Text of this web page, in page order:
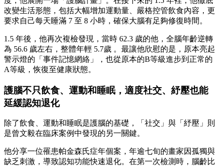
改變生活形態，包括大幅增加運動量、嚴格控管飲食內容，更
要求自己每天睡滿 7 至 8 小時，確保大腦有足夠修復時間。
1.5 年後，他再次複檢發現，當時 62.3 歲的他，全腦年齡逆轉
為 56.6 歲左右，整體年輕 5.7歲 。最讓他欣慰的是，原本亮起
警示燈的「事件記憶網絡」，也從原本的B等級進步到正常的
A等級，恢復至健康狀態。
護腦不只飲食、運動和睡眠，適度社交、紓壓也能
延緩認知退化
除了飲食、運動和睡眠是護腦的基礎，「社交」與「紓壓」則
是曾文毅在臨床案例中發現的另一關鍵。
他分享一位罹患帕金森氏症年個案，年逾七旬的畫家因孤獨與
缺乏刺激，導致認知功能快速退化。在第一次檢測時，腦齡比